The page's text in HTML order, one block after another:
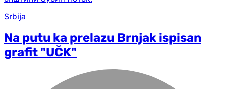
Srbija
Na putu ka prelazu Brnjak ispisan
grafit "UČK"